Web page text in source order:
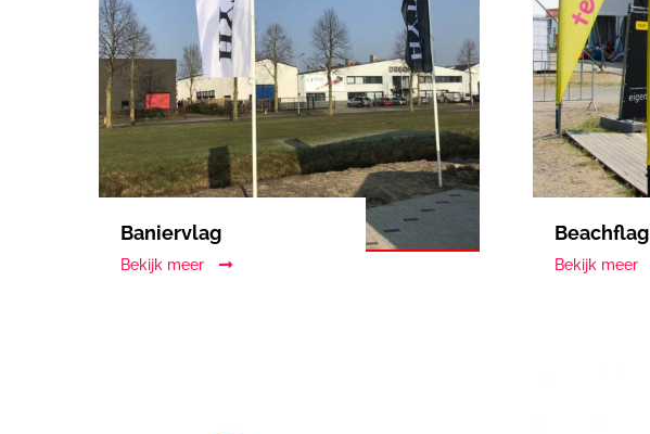
Baniervlag
Bekijk meer
Beachflag
Bekijk meer